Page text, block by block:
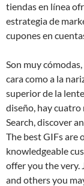
tiendas en línea
estrategia de
cupones en
Son muy
cara como a la
superior de la
diseño, hay cuatro
Search, discover
The best GIFs are
knowledgeable
offer you the very.
and others you